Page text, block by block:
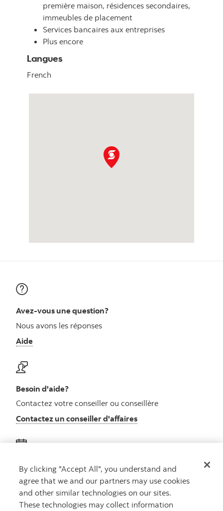
première maison, résidences secondaires,
immeubles de placement
Services bancaires aux entreprises
Plus encore
Langues
French
Avez-vous une question?
Nous avons les réponses
Aide
Besoin d'aide?
Contactez votre conseiller ou conseillère
Contactez un conseiller d'affaires
Obtenez des conseils
Rencontrez un conseiller
Prenez rendez-vous
By clicking "Accept All", you understand and
agree that we and our partners may use cookies
and other similar technologies on our sites.
These technologies may collect information